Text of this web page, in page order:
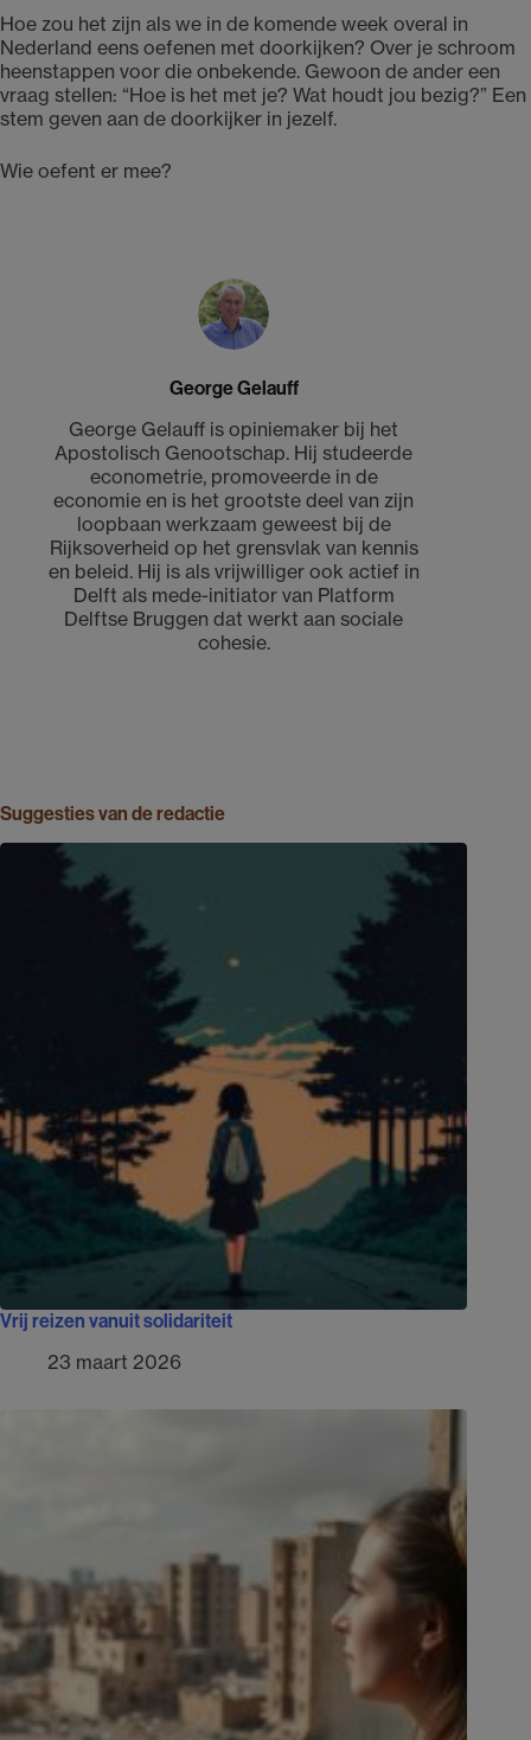
Hoe zou het zijn als we in de komende week overal in
Nederland eens oefenen met doorkijken? Over je schroom
heenstappen voor die onbekende. Gewoon de ander een
vraag stellen: “Hoe is het met je? Wat houdt jou bezig?” Een
stem geven aan de doorkijker in jezelf.
Wie oefent er mee?
George Gelauff
George Gelauff is opiniemaker bij het
Apostolisch Genootschap. Hij studeerde
econometrie, promoveerde in de
economie en is het grootste deel van zijn
loopbaan werkzaam geweest bij de
Rijksoverheid op het grensvlak van kennis
en beleid. Hij is als vrijwilliger ook actief in
Delft als mede-initiator van Platform
Delftse Bruggen dat werkt aan sociale
cohesie.
Suggesties van de redactie
Vrij reizen vanuit solidariteit
23 maart 2026